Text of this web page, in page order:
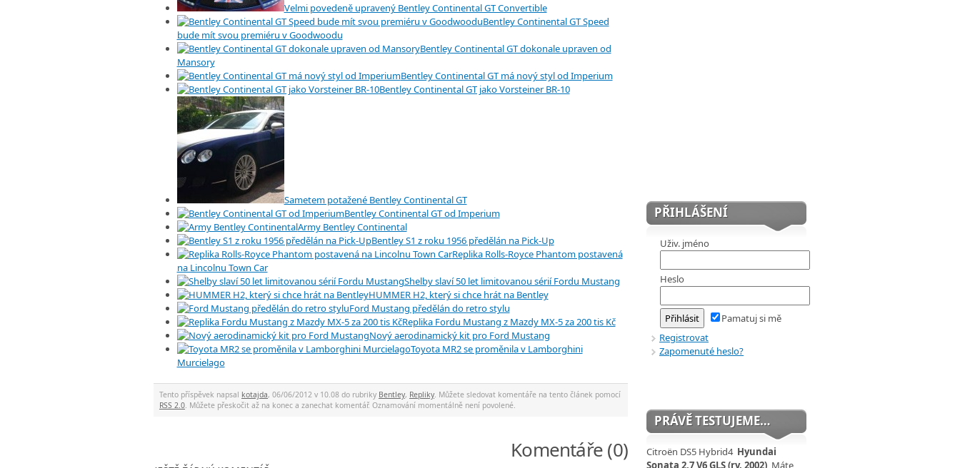
Velmi povedeně upravený Bentley Continental GT Convertible
Bentley Continental GT Speed
bude mít svou premiéru v Goodwoodu
Bentley Continental GT dokonale upraven od
Mansory
Bentley Continental GT má nový styl od Imperium
Bentley Continental GT jako Vorsteiner BR-10
Sametem potažené Bentley Continental GT
Bentley Continental GT od Imperium
Army Bentley Continental
Bentley S1 z roku 1956 předělán na Pick-Up
Replika Rolls-Royce Phantom postavená
na Lincolnu Town Car
Shelby slaví 50 let limitovanou sérií Fordu Mustang
HUMMER H2, který si chce hrát na Bentley
Ford Mustang předělán do retro stylu
Replika Fordu Mustang z Mazdy MX-5 za 200 tis Kč
Nový aerodinamický kit pro Ford Mustang
Toyota MR2 se proměnila v Lamborghini
Murcielago
Tento příspěvek napsal kotajda, 06/06/2012 v 10.08 do rubriky Bentley, Repliky. Můžete sledovat komentáře na tento článek pomocí
RSS 2.0. Můžete přeskočit až na konec a zanechat komentář. Oznamování momentálně není povolené.
Komentáře (0)
PŘIHLÁŠENÍ
Uživ. jméno
Heslo
Pamatuj si mě
Registrovat
Zapomenuté heslo?
PRÁVĚ TESTUJEME…
Citroën DS5 Hybrid4 Hyundai
Sonata 2,7 V6 GLS (rv. 2002) Máte